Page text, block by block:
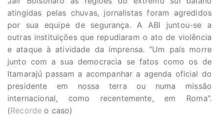
atingidas pelas chuvas, jornalistas foram agredidos
por sua equipe de segurança. A ABI juntou-se a
outras instituições que repudiaram o ato de violência
e ataque à atividade da imprensa. “Um país morre
junto com a sua democracia se fatos como os de
Itamarajú passam a acompanhar a agenda oficial do
presidente em nossa terra ou numa missão
internacional, como recentemente, em Roma”.
(Recorde o caso)